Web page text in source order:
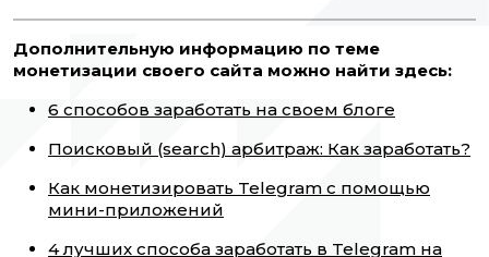
Дополнительную информацию по теме
монетизации своего сайта можно найти здесь:
6 способов заработать на своем блоге
Поисковый (search) арбитраж: Как заработать?
Как монетизировать Telegram с помощью
мини-приложений
4 лучших способа заработать в Telegram на